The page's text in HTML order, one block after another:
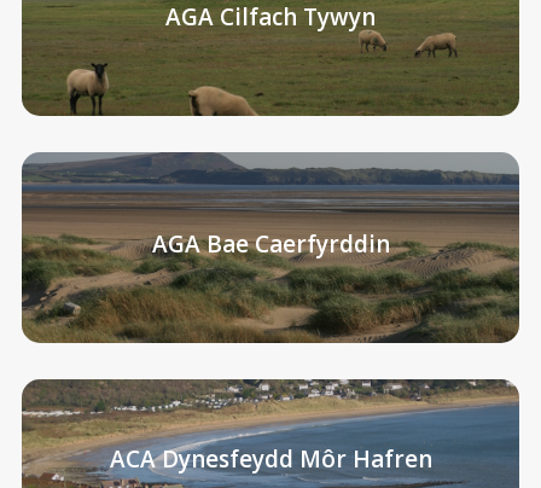
AGA Cilfach Tywyn
AGA Bae Caerfyrddin
ACA Dynesfeydd Môr Hafren